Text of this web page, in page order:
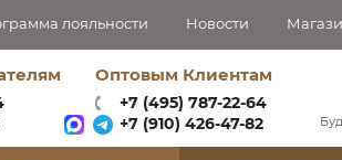
лояльности Новости
Оптовым Клиентам
+7 (495) 787-22-64
+7 (910) 426-47-82